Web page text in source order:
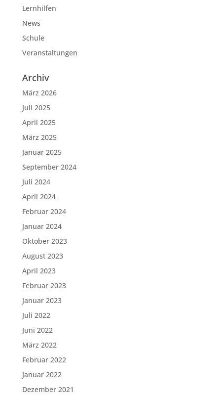
Lernhilfen
News
Schule
Veranstaltungen
Archiv
März 2026
Juli 2025
April 2025
März 2025
Januar 2025
September 2024
Juli 2024
April 2024
Februar 2024
Januar 2024
Oktober 2023
August 2023
April 2023
Februar 2023
Januar 2023
Juli 2022
Juni 2022
März 2022
Februar 2022
Januar 2022
Dezember 2021